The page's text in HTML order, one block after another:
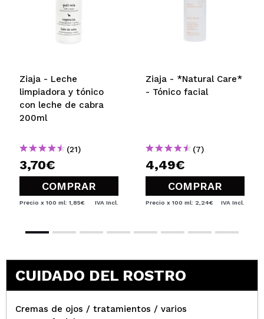
¿Recomendarías su compra? Si No
Ziaja - Leche
limpiadora y tónico
con leche de cabra
200ml
(21)
3,70€
COMPRAR
Precio x 100 ml: 1,85€ IVA Incl.
Ziaja - *Natural Care*
- Tónico facial
(7)
4,49€
COMPRAR
Precio x 100 ml: 2,24€ IVA Incl.
CUIDADO DEL ROSTRO
Cremas de ojos / tratamientos / varios